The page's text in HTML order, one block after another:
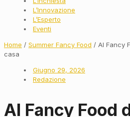
L’Innovazione
L’Esperto
Eventi
Home / Summer Fancy Food / Al Fancy
casa
Giugno 29, 2026
Redazione
Al Fancy Food